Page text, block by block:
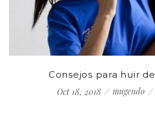
Consejos para huir
Oct 18, 2018
mugendo